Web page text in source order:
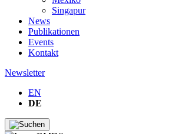
Singapur
News
Publikationen
Events
Kontakt
Newsletter
EN
DE